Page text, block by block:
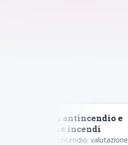
antincendio e
incendi
antincendio: valutazione del